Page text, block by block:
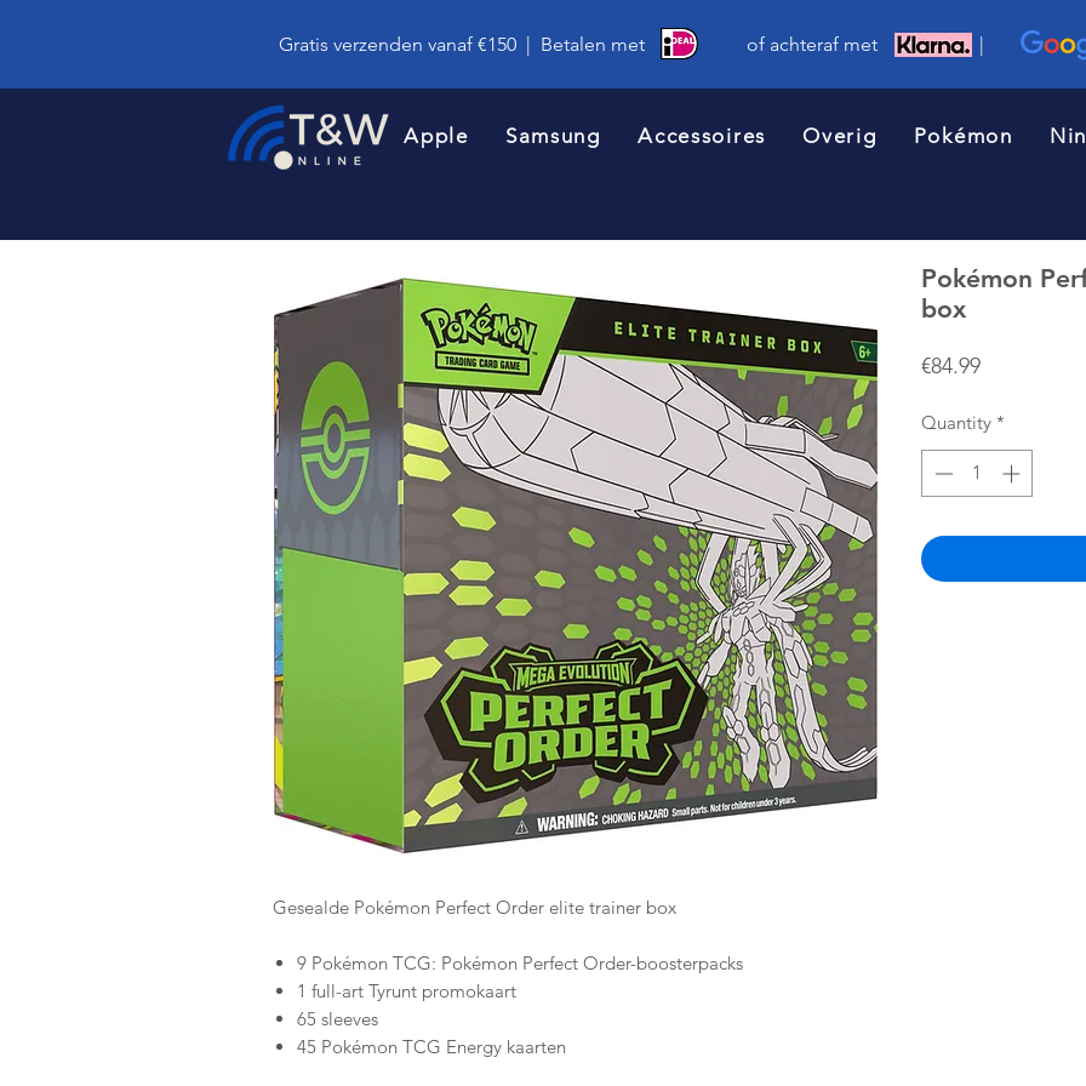
Gratis verzenden vanaf €150 | Betalen met of achteraf met |
Apple Samsung Accessoires Overig Pokémon
Gesealde Pokémon Perfect Order elite trainer box
9 Pokémon TCG: Pokémon Perfect Order-boosterpacks
1 full-art Tyrunt promokaart
65 sleeves
45 Pokémon TCG Energy kaarten
Pokémon
box
€84.99Price
Quantity *